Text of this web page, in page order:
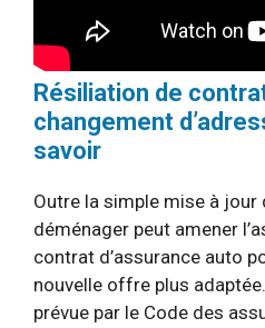
Résiliation de
changement
savoir
Outre la simple mise à jour
déménager peut amener
contrat d’assurance auto
nouvelle offre plus
prévue par le Code des